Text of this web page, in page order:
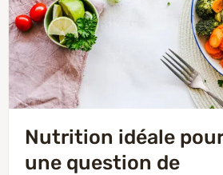
Nutrition idéale
une question de